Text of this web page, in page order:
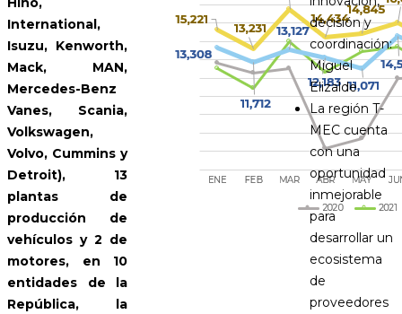
International,
Isuzu, Kenworth,
Mack, MAN,
Mercedes-Benz
Vanes, Scania,
Volkswagen,
Volvo, Cummins y
Detroit), 13
plantas de
producción de
vehículos y 2 de
motores, en 10
entidades de la
República, la
decisión y
coordinación:
Miguel
Elizalde
La región T-
MEC cuenta
con una
oportunidad
inmejorable
para
desarrollar un
ecosistema
de
proveedores